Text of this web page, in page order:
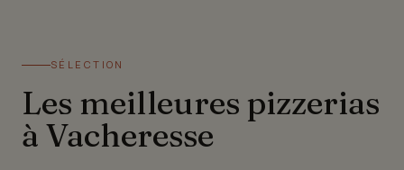
SÉLECTION
Les meilleures pizzerias
à Vacheresse